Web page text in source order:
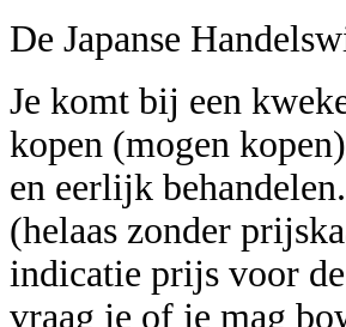
De Japanse
Je komt bij een
kopen (mogen
en eerlijk
(helaas zonder
indicatie prijs voor
vraag je of je mag